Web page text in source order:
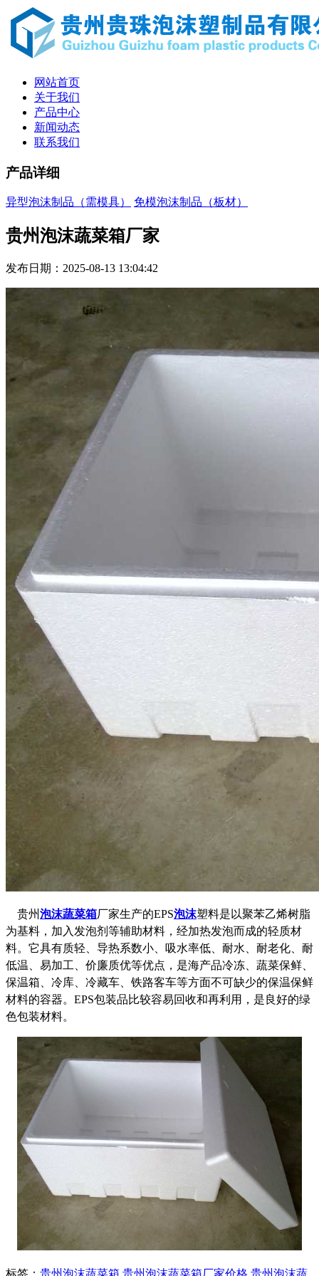
网站首页
关于我们
产品中心
新闻动态
联系我们
产品详细
异型泡沫制品（需模具） 免模泡沫制品（板材）
贵州泡沫蔬菜箱厂家
发布日期：2025-08-13 13:04:42
贵州泡沫蔬菜箱厂家生产的EPS泡沫塑料是以聚苯乙烯树脂
为基料，加入发泡剂等辅助材料，经加热发泡而成的轻质材
料。它具有质轻、导热系数小、吸水率低、耐水、耐老化、耐
低温、易加工、价廉质优等优点，是海产品冷冻、蔬菜保鲜、
保温箱、冷库、冷藏车、铁路客车等方面不可缺少的保温保鲜
材料的容器。EPS包装品比较容易回收和再利用，是良好的绿
色包装材料。